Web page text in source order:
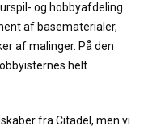
og hobbyafdeling
af basematerialer,
af malinger. På den
helt
fra Citadel, men vi